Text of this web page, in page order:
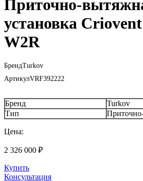
Приточно-
установка
W2R
БрендTurkov
АртикулVRF392222
Бренд
Turkov
Тип
Цена:
2 326 000 ₽
Купить
Консультация